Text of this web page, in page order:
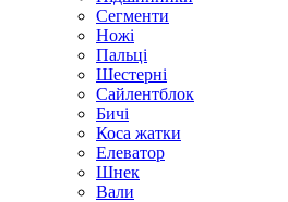
Сегменти
Ножі
Пальці
Шестерні
Сайлентблок
Бичі
Коса жатки
Елеватор
Шнек
Вали